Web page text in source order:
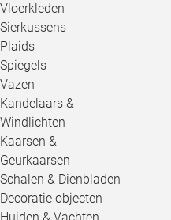
Vloerkleden
Sierkussens
Plaids
Spiegels
Vazen
Kandelaars &
Windlichten
Kaarsen &
Geurkaarsen
Schalen & Dienbladen
Decoratie objecten